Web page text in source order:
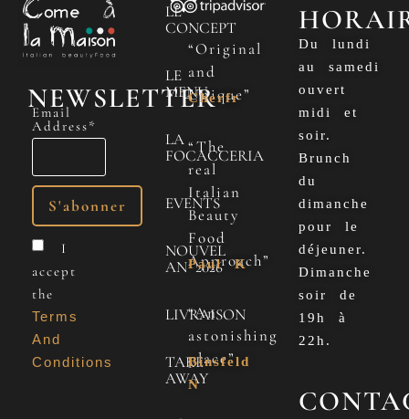
NEWSLETTER
Email
Address*
I
accept
the
Terms
And
Conditions
LE
CONCEPT
LE
MENU
LA
FOCACCERIA
EVENTS
NOUVEL
AN 2026
LIVRAISON
TAKE
AWAY
“Original
and
Unique”
Cherfr
“The
real
Italian
Beauty
Food
Approach”
Paul K
“An
astonishing
place”
Binsfeld
N
Du lundi
au samedi
ouvert
midi et
soir.
Brunch
du
dimanche
pour le
déjeuner.
Dimanche
soir de
19h à
22h.